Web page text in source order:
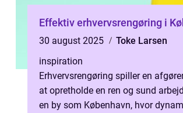
Effektiv erhvervsrengøring i
30 august 2025
Toke Larsen
inspiration
Erhvervsrengøring spiller en
at opretholde en ren og sund
en by som København, hvor